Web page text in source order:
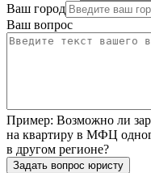
Ваш город
Ваш вопрос
Пример: Возможно ли
на квартиру в МФЦ
в другом регионе?
Задать вопрос юристу